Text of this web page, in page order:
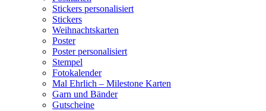
Stickers personalisiert
Stickers
Weihnachtskarten
Poster
Poster personalisiert
Stempel
Fotokalender
Mal Ehrlich – Milestone Karten
Garn und Bänder
Gutscheine